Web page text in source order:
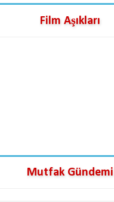
Film Aşıkları
Mutfak Gündemi